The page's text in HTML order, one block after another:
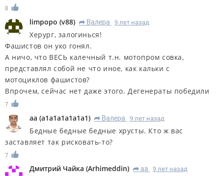
8
limpopo (v88) R Валера 9 лет назад
Херург, залогинься!
Фашистов он уко гонял.
А ничо, что ВЕСЬ калечный т.н. мотопром совка,
представлял собой не что иное, как кальки с
мотоциклов фашистов?
Впрочем, сейчас нет даже этого. Дегенераты победили
7
aa (a1a1a1a1a1a1) R Валера 9 лет назад
Бедные бедные бедные хрусты. Кто ж вас
заставляет так рисковать-то?
7
Дмитрий Чайка (Arhimeddin) R aa 9 лет назад